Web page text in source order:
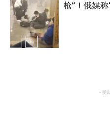
纽约
枪”！俄媒
- 赞